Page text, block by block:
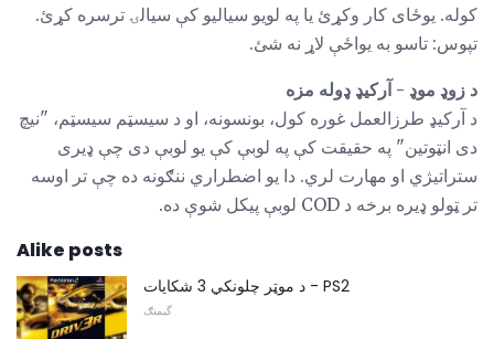
کوله. یوځای کار وکړئ یا په لویو سیالیو کې سیالۍ ترسره کړئ.
تپوس: تاسو به یواځې لاړ نه شئ.
د زوډ موډ - آرکیډ ډوله مزه
د آرکیډ طرزالعمل غوره کول، بونسونه، او د سیسټم سیسټم، "نیچ
دی انټوتین" په حقیقت کې په لوبې کې یو لوبې دی چې ډیری
ستراتیژي او مهارت لري. دا یو اضطراري ننګونه ده چې تر اوسه
تر ټولو ډیره برخه د COD لوبې پیکل شوې ده.
Alike posts
د موټر چلونکي 3 شکایات - PS2
گیمنګ